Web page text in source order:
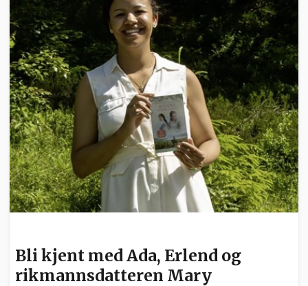
Bli kjent med Ada, Erlend og
rikmannsdatteren Mary